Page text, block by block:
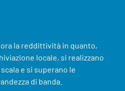
la reddittività in quanto,
locale, si realizzano
e si superano le
di banda.